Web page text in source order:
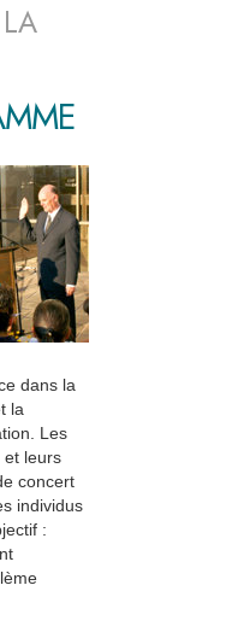
dans la
la
Les
et leurs
concert
individus
: